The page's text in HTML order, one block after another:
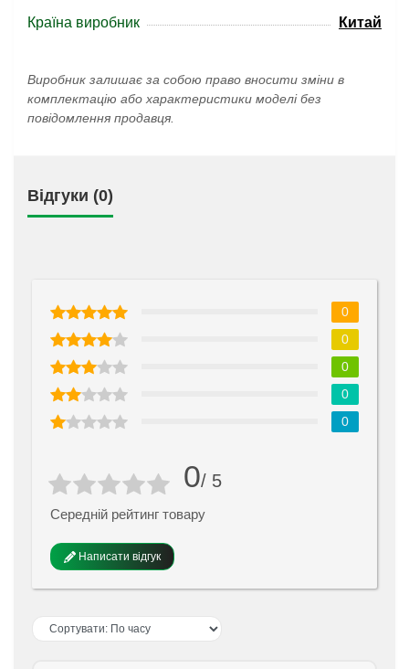
Країна виробник
Китай
Виробник залишає за собою право вносити зміни в
комплектацію або характеристики моделі без
повідомлення продавця.
Відгуки (0)
0/ 5
Середній рейтинг товару
Написати відгук
0
0
0
0
0